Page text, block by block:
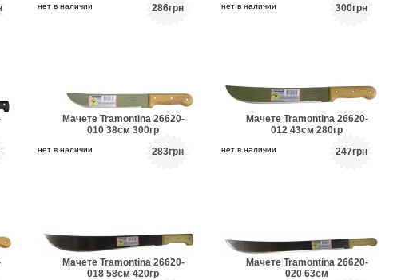
нет в наличии 286грн нет в наличии 300грн
Мачете Tramontina 26620-
010 38см 300гр
нет в наличии 283грн
Мачете Tramontina 26620-
012 43см 280гр
нет в наличии 247грн
Мачете Tramontina 26620-
018 58см 420гр
Мачете Tramontina 26620-
020 63см